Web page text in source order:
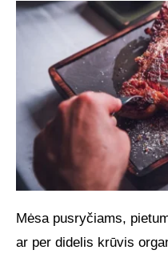
Mėsa pusryčiams,
ar per didelis krūvis